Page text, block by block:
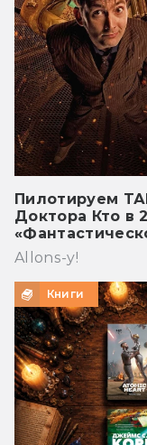
Пилотируем
Доктора Кто в
Allons-y!
Книги